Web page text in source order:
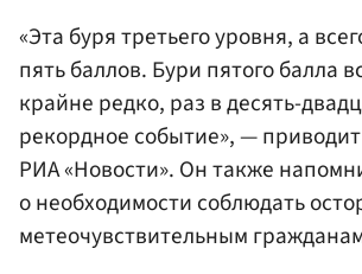
«Эта буря третьего уровня, а
пять баллов. Бури пятого балла
крайне редко, раз в десять-
рекордное событие», —
РИА «Новости». Он также
о необходимости соблюдать
метеочувствительным